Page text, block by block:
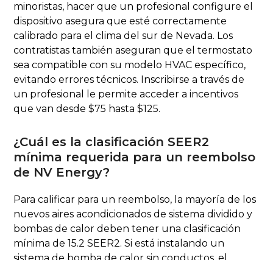
minoristas, hacer que un profesional configure el
dispositivo asegura que esté correctamente
calibrado para el clima del sur de Nevada. Los
contratistas también aseguran que el termostato
sea compatible con su modelo HVAC específico,
evitando errores técnicos. Inscribirse a través de
un profesional le permite acceder a incentivos
que van desde $75 hasta $125.
¿Cuál es la clasificación SEER2
mínima requerida para un reembolso
de NV Energy?
Para calificar para un reembolso, la mayoría de los
nuevos aires acondicionados de sistema dividido y
bombas de calor deben tener una clasificación
mínima de 15.2 SEER2. Si está instalando un